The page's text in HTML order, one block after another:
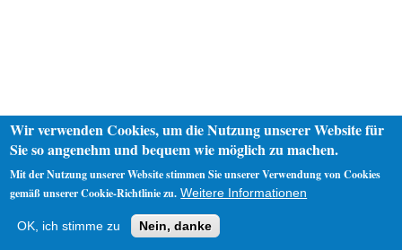
Impressum
Wir verwenden Cookies, um die Nutzung unserer Website für
Sie so angenehm und bequem wie möglich zu machen.
Mit der Nutzung unserer Website stimmen Sie unserer Verwendung von Cookies
gemäß unserer Cookie-Richtlinie zu. Weitere Informationen
OK, ich stimme zu Nein, danke